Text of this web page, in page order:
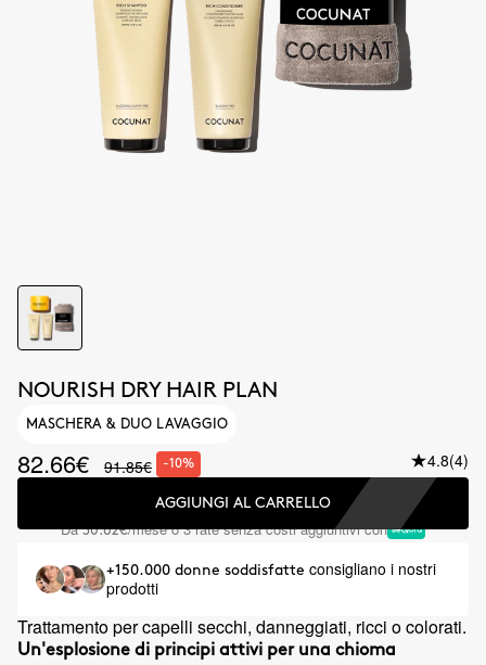
NOURISH DRY HAIR PLAN
MASCHERA & DUO LAVAGGIO
82.66€ 91.85€ -10% 4.8(4)
AGGIUNGI AL CARRELLO
Da30.62€/mese o 3 rate senza costi aggiuntivi con
+150.000 donne soddisfatte consigliano i nostri
prodotti
Trattamento per capelli secchi, danneggiati, ricci o colorati.
Un'esplosione di principi attivi per una chioma